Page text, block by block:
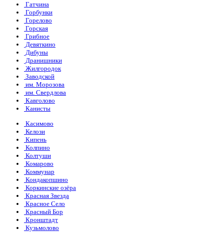
Гатчина
Горбунки
Горелово
Горская
Грибное
Девяткино
Дибуны
Дранишники
Жилгородок
Заводской
им. Морозова
им. Свердлова
Кавголово
Канисты
Касимово
Келози
Кипень
Колпино
Колтуши
Комарово
Коммунар
Кондакопшино
Коркинские озёра
Красная Звезда
Красное Село
Красный Бор
Кронштадт
Кузьмолово